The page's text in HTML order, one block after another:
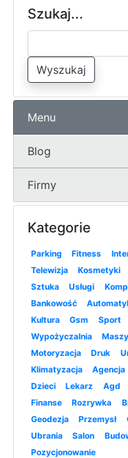
Szukaj...
Wyszukaj
Menu
Blog
Firmy
Kategorie
Parking Fitness
Telewizja
Kosmetyki
Sztuka
Usługi
Bankowość
Kultura
Gsm Sport
Wypożyczalnia
Motoryzacja
Druk
Klimatyzacja
Agencja
Dzieci
Lekarz Agd
Finanse
Rozrywka
Geodezja
Przemysł
Ubrania
Salon
Pozycjonowanie